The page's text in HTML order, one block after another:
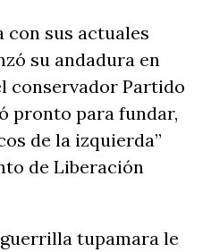
con sus actuales
su andadura en
conservador Partido
pronto para fundar,
de la izquierda”
de Liberación
tupamara le